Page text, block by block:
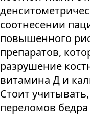
соотнесении
повышенного
препаратов,
разрушение
витамина Д и
Стоит
переломов